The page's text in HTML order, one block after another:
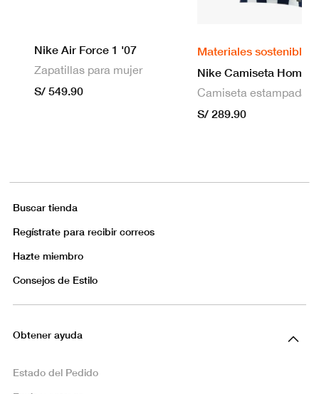
Nike Air Force 1 '07
Zapatillas para mujer
S/ 549.90
Materiales sostenibles
S/ 289.90
Buscar tienda
Regístrate para recibir correos
Hazte miembro
Consejos de Estilo
Obtener ayuda
Estado del Pedido